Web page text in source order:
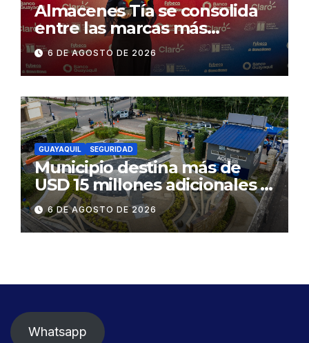
Almacenes Tía se consolida
entre las marcas más
influyentes del Ecuador
6 DE AGOSTO DE 2026
GUAYAQUIL SEGURIDAD
Municipio destina más de
USD 15 millones adicionales a
SEGURA EP para fortalecer la
seguridad ciudadana
6 DE AGOSTO DE 2026
Whatsapp